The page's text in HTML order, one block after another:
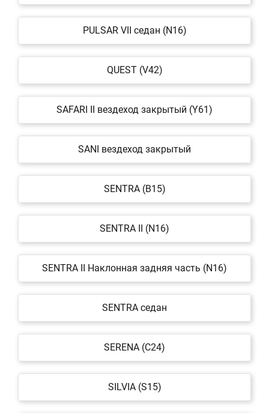
PULSAR VII седан (N16)
QUEST (V42)
SAFARI II вездеход закрытый (Y61)
SANI вездеход закрытый
SENTRA (B15)
SENTRA II (N16)
SENTRA II Наклонная задняя часть (N16)
SENTRA седан
SERENA (C24)
SILVIA (S15)